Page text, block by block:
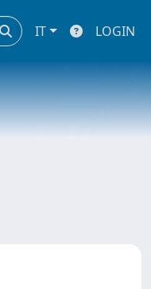
IT LOGIN